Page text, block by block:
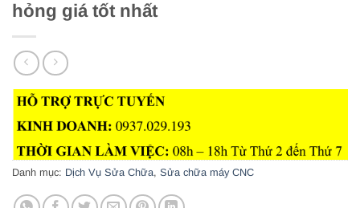
hỏng giá tốt nhất
Danh mục: Dịch Vụ Sửa Chữa, Sửa chữa máy CNC